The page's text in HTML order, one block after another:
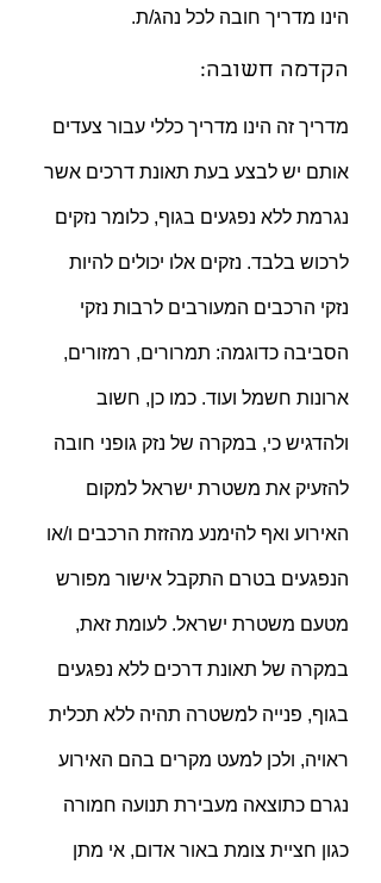
הינו מדריך חובה לכל נהג/ת.
הקדמה חשובה:
מדריך זה הינו מדריך כללי עבור צעדים
אותם יש לבצע בעת תאונת דרכים אשר
נגרמת ללא נפגעים בגוף, כלומר נזקים
לרכוש בלבד. נזקים אלו יכולים להיות
נזקי הרכבים המעורבים לרבות נזקי
הסביבה כדוגמה: תמרורים, רמזורים,
ארונות חשמל ועוד. כמו כן, חשוב
ולהדגיש כי, במקרה של נזק גופני חובה
להזעיק את משטרת ישראל למקום
האירוע ואף להימנע מהזזת הרכבים ו/או
הנפגעים בטרם התקבל אישור מפורש
מטעם משטרת ישראל. לעומת זאת,
במקרה של תאונת דרכים ללא נפגעים
בגוף, פנייה למשטרה תהיה ללא תכלית
ראויה, ולכן למעט מקרים בהם האירוע
נגרם כתוצאה מעבירת תנועה חמורה
כגון חציית צומת באור אדום, אי מתן